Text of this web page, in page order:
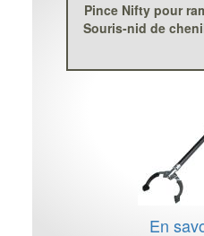
Pince Nifty pour
Souris-nid de
En